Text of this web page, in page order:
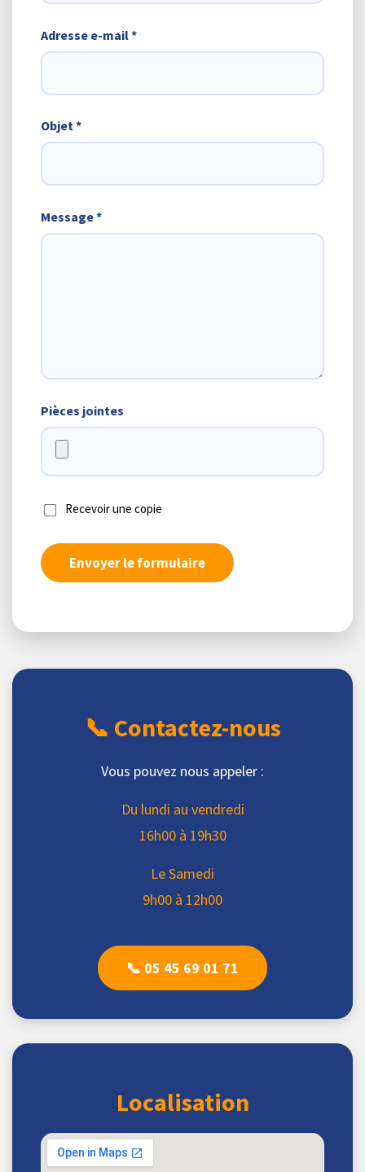
Adresse e-mail *
Objet *
Message *
Pièces jointes
Recevoir une copie
Envoyer le formulaire
📞 Contactez-nous
Vous pouvez nous appeler :
Du lundi au vendredi
16h00 à 19h30
Le Samedi
9h00 à 12h00
📞 05 45 69 01 71
Localisation